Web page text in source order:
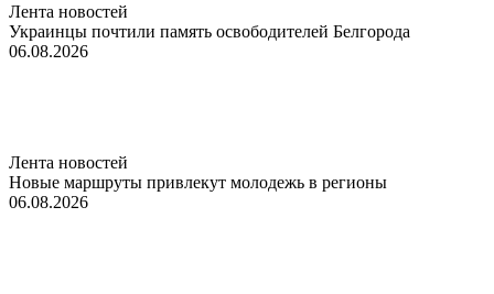
Лента новостей
Украинцы почтили память освободителей Белгорода
06.08.2026
Лента новостей
Новые маршруты привлекут молодежь в регионы
06.08.2026